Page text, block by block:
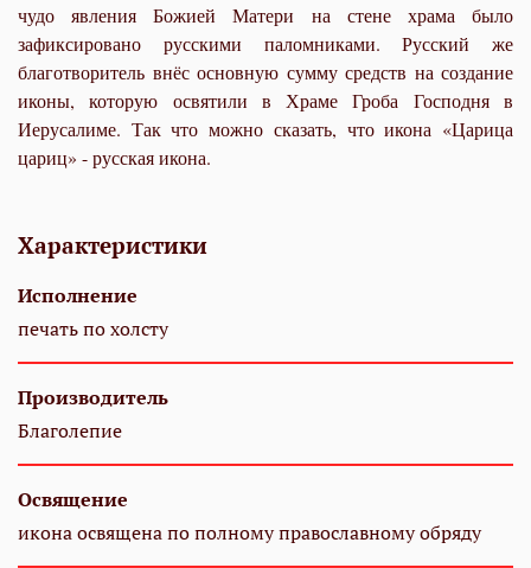
чудо явления Божией Матери на стене храма было
зафиксировано русскими паломниками. Русский же
благотворитель внёс основную сумму средств на создание
иконы, которую освятили в Храме Гроба Господня в
Иерусалиме. Так что можно сказать, что икона «Царица
цариц» - русская икона.
Характеристики
Исполнение
печать по холсту
Производитель
Благолепие
Освящение
икона освящена по полному православному обряду